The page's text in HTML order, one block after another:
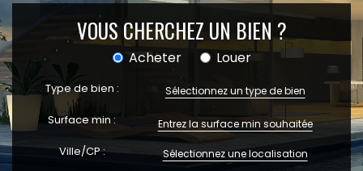
Fonds de commerces
FAIRE GÉRER
Gestion locative
Assurances
SYNDIC
VOUS CHERCHEZ UN BIEN ?
Acheter Louer
Type de bien : Sélectionnez un type de bien
Surface min :
Ville/CP : Sélectionnez une localisation